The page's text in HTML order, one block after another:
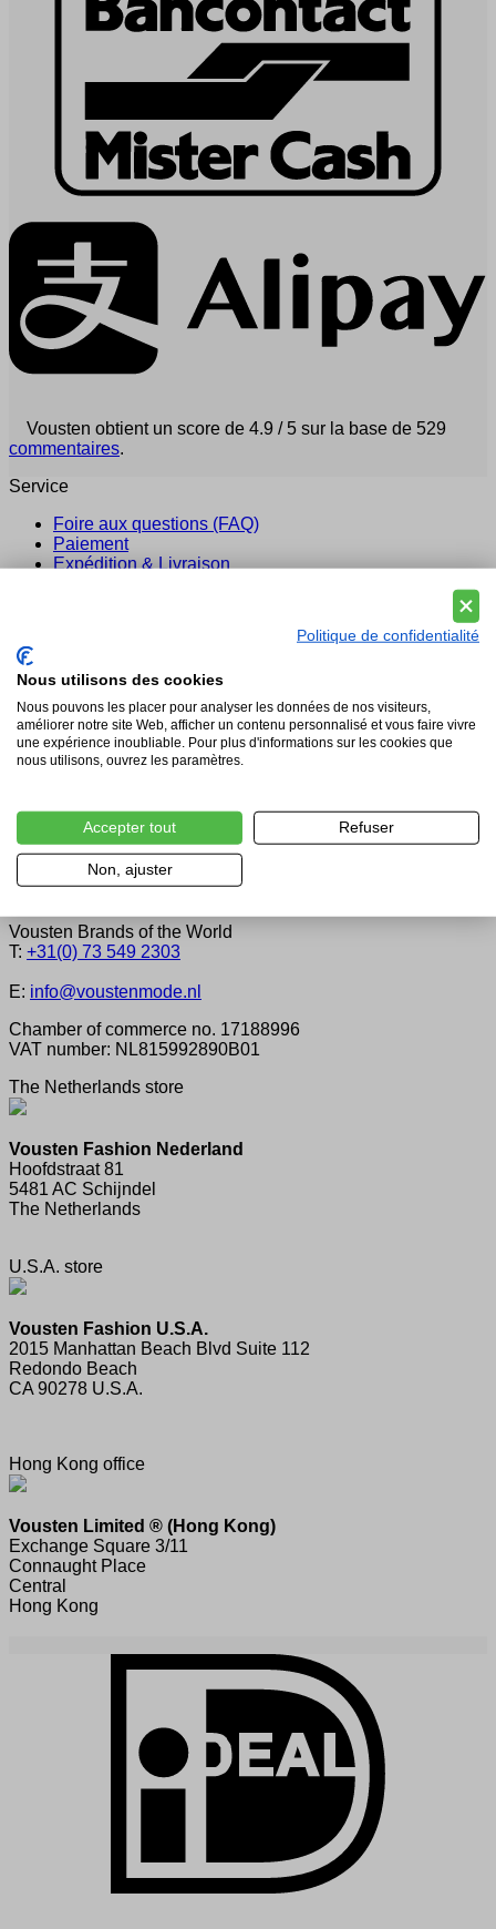
Vousten obtient un score de 4.9 / 5 sur la base de 529
commentaires.
Service
Foire aux questions (FAQ)
Paiement
Expédition & Livraison
Politique de Confidentialité et de Cookies
Mention légale
Conditions Générales pour Vousten Mode
À propos de nous
Vousten Mode: Fournisseur de la cour par ordonnance
royale
Notre service
Blog
Vousten Brands of the World
T: +31(0) 73 549 2303
E: info@voustenmode.nl
Chamber of commerce no. 17188996
VAT number: NL815992890B01
The Netherlands store
Vousten Fashion Nederland
Hoofdstraat 81
5481 AC Schijndel
The Netherlands
U.S.A. store
Vousten Fashion U.S.A.
2015 Manhattan Beach Blvd Suite 112
Redondo Beach
CA 90278 U.S.A.
Hong Kong office
Vousten Limited ® (Hong Kong)
Exchange Square 3/11
Connaught Place
Central
Hong Kong
Politique de confidentialité
Nous utilisons des cookies
Nous pouvons les placer pour analyser les données de nos visiteurs,
améliorer notre site Web, afficher un contenu personnalisé et vous faire vivre
une expérience inoubliable. Pour plus d'informations sur les cookies que
nous utilisons, ouvrez les paramètres.
Accepter tout Refuser
Non, ajuster